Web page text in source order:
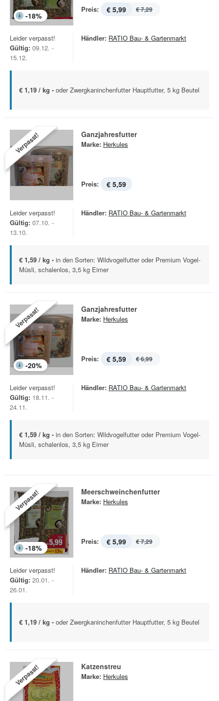
-18%
Preis: € 5,99 € 7,29
Leider verpasst!
Gültig: 09.12. -
15.12.
Händler: RATIO Bau- & Gartenmarkt
€ 1,19 / kg - oder Zwergkaninchenfutter Hauptfutter, 5 kg Beutel
Verpasst! Ganzjahresfutter
Marke: Herkules
Preis: € 5,59
Leider verpasst!
Gültig: 07.10. -
13.10.
Händler: RATIO Bau- & Gartenmarkt
€ 1,59 / kg - in den Sorten: Wildvogelfutter oder Premium Vogel-
Müsli, schalenlos, 3,5 kg Eimer
Verpasst!
-20%
Ganzjahresfutter
Marke: Herkules
Preis: € 5,59 € 6,99
Leider verpasst!
Gültig: 18.11. -
24.11.
Händler: RATIO Bau- & Gartenmarkt
€ 1,59 / kg - in den Sorten: Wildvogelfutter oder Premium Vogel-
Müsli, schalenlos, 3,5 kg Eimer
Verpasst!
-18%
Meerschweinchenfutter
Marke: Herkules
Preis: € 5,99 € 7,29
Leider verpasst!
Gültig: 20.01. -
26.01.
Händler: RATIO Bau- & Gartenmarkt
€ 1,19 / kg - oder Zwergkaninchenfutter Hauptfutter, 5 kg Beutel
Verpasst! Katzenstreu
Marke: Herkules